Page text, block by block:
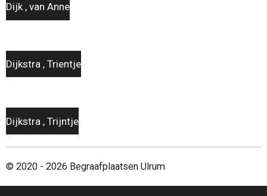
Dijk , van Anne
Dijkstra , Trientje
Dijkstra , Trijntje
© 2020 - 2026 Begraafplaatsen Ulrum